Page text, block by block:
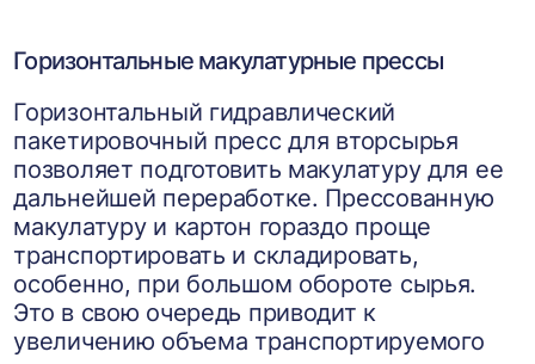
Горизонтальные макулатурные прессы
Горизонтальный гидравлический
пакетировочный пресс для вторсырья
позволяет подготовить макулатуру для ее
дальнейшей переработке. Прессованную
макулатуру и картон гораздо проще
транспортировать и складировать,
особенно, при большом обороте сырья.
Это в свою очередь приводит к
увеличению объема транспортируемого